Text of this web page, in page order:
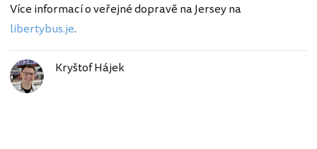
Více informací o veřejné dopravě na Jersey na
libertybus.je.
Kryštof Hájek